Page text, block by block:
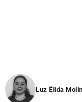
Luz Élida